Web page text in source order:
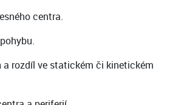
centra.
a rozdíl ve statickém či kinetickém